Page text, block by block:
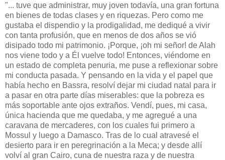
"... tuve que administrar, muy joven todavía, una gran fortuna
en bienes de todas clases y en riquezas. Pero como me
gustaba el dispendio y la prodigalidad, me dediqué a vivir
con tanta profusión, que en menos de dos años se vió
disipado todo mi patrimonio. ¡Porque, ¡oh mi señor! de Alah
nos viene todo y a Él vuelve todo! Entonces, viéndome en
un estado de completa penuria, me puse a reflexionar sobre
mi conducta pasada. Y pensando en la vida y el papel que
había hecho en Bassra, resolví dejar mi ciudad natal para ir
a pasar en otra parte días miserables: que la pobreza es
más soportable ante ojos extraños. Vendí, pues, mi casa,
única hacienda que me quedaba, y me agregué a una
caravana de mercaderes, con los cuales fui primero a
Mossul y luego a Damasco. Tras de lo cual atravesé el
desierto para ir en peregrinación a la Meca; y desde allí
volví al gran Cairo, cuna de nuestra raza y de nuestra